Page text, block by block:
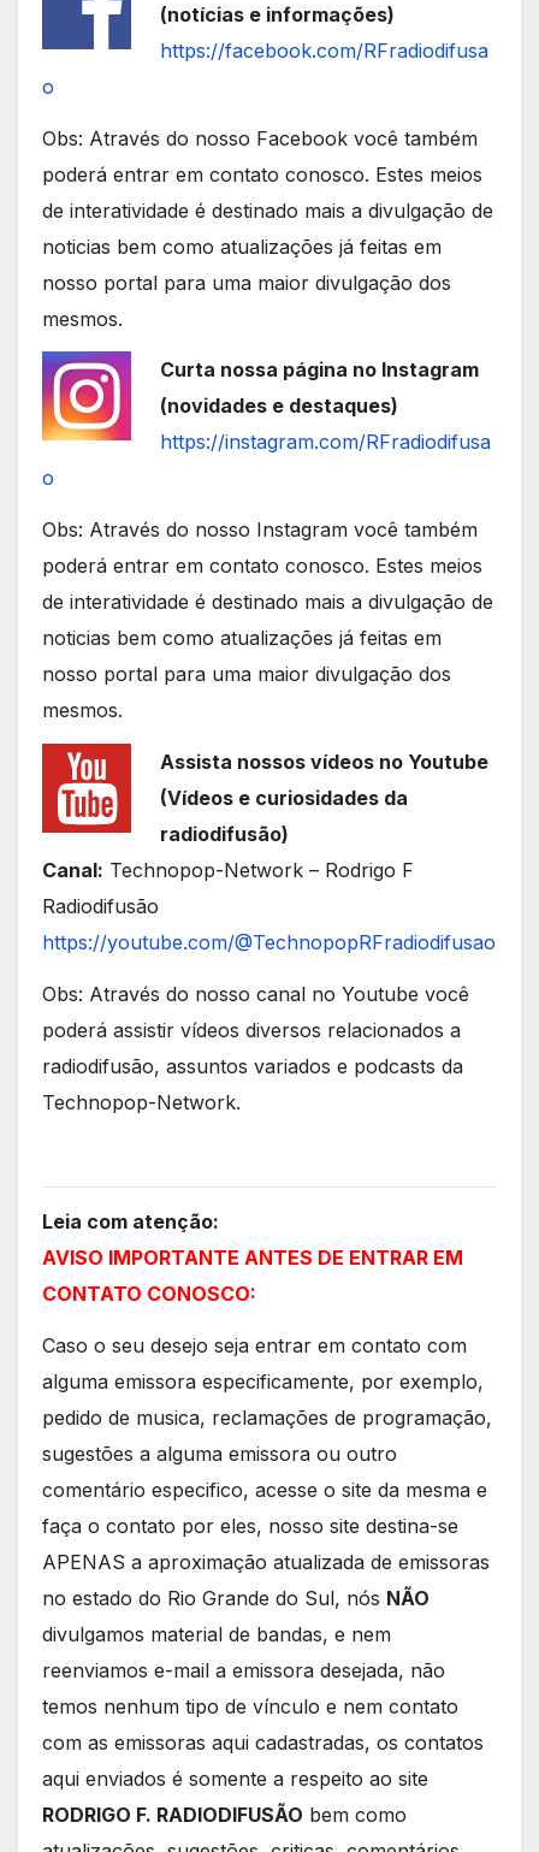
(notícias e informações)
https://facebook.com/RFradiodifusa
o
Obs: Através do nosso Facebook você também
poderá entrar em contato conosco. Estes meios
de interatividade é destinado mais a divulgação de
noticias bem como atualizações já feitas em
nosso portal para uma maior divulgação dos
mesmos.
Curta nossa página no Instagram
(novidades e destaques)
https://instagram.com/RFradiodifusa
o
Obs: Através do nosso Instagram você também
poderá entrar em contato conosco. Estes meios
de interatividade é destinado mais a divulgação de
noticias bem como atualizações já feitas em
nosso portal para uma maior divulgação dos
mesmos.
Assista nossos vídeos no Youtube
(Vídeos e curiosidades da
radiodifusão)
Canal: Technopop-Network – Rodrigo F
Radiodifusão
https://youtube.com/@TechnopopRFradiodifusao
Obs: Através do nosso canal no Youtube você
poderá assistir vídeos diversos relacionados a
radiodifusão, assuntos variados e podcasts da
Technopop-Network.
Leia com atenção:
AVISO IMPORTANTE ANTES DE ENTRAR EM
CONTATO CONOSCO:
Caso o seu desejo seja entrar em contato com
alguma emissora especificamente, por exemplo,
pedido de musica, reclamações de programação,
sugestões a alguma emissora ou outro
comentário especifico, acesse o site da mesma e
faça o contato por eles, nosso site destina-se
APENAS a aproximação atualizada de emissoras
no estado do Rio Grande do Sul, nós NÃO
divulgamos material de bandas, e nem
reenviamos e-mail a emissora desejada, não
temos nenhum tipo de vínculo e nem contato
com as emissoras aqui cadastradas, os contatos
aqui enviados é somente a respeito ao site
RODRIGO F. RADIODIFUSÃO bem como